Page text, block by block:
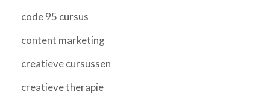
code 95 cursus
content marketing
creatieve cursussen
creatieve therapie